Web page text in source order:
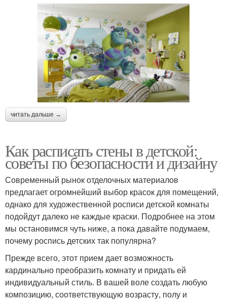
читать дальше →
Как расписать стены в детской:
советы по безопасности и дизайну
Современный рынок отделочных материалов
предлагает огромнейший выбор красок для помещений,
однако для художественной росписи детской комнаты
подойдут далеко не каждые краски. Подробнее на этом
мы остановимся чуть ниже, а пока давайте подумаем,
почему роспись детских так популярна?
Прежде всего, этот прием дает возможность
кардинально преобразить комнату и придать ей
индивидуальный стиль. В вашей воле создать любую
композицию, соответствующую возрасту, полу и